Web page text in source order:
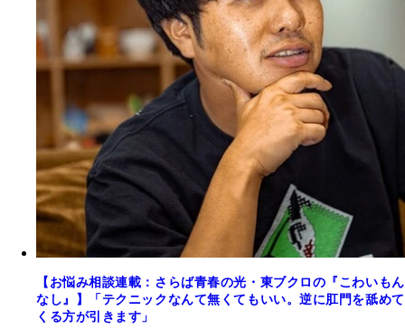
【お悩み相談連載：さらば青春の光・東ブクロの『こわいもん
なし』】「テクニックなんて無くてもいい。逆に肛門を舐めて
くる方が引きます」